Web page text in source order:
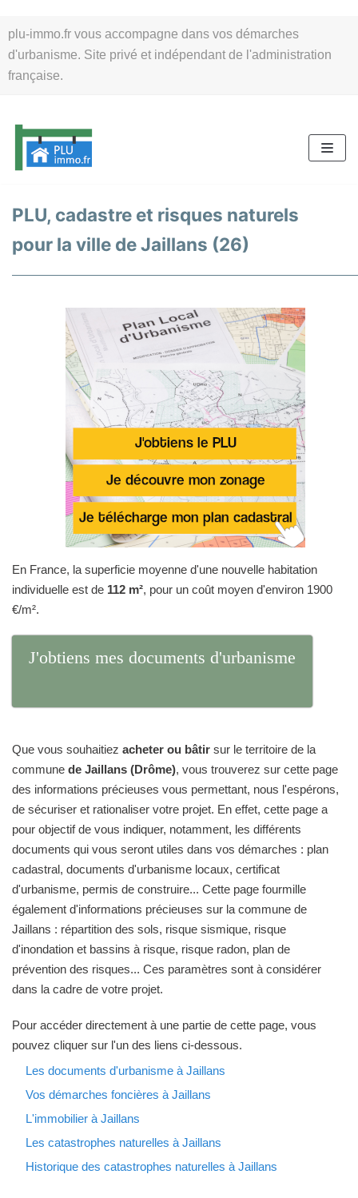
plu-immo.fr vous accompagne dans vos démarches
d'urbanisme. Site privé et indépendant de l'administration
française.
au
contenu
PLU, cadastre et risques naturels
pour la ville de Jaillans (26)
En France, la superficie moyenne d'une nouvelle habitation
individuelle est de 112 m², pour un coût moyen d'environ 1900
€/m².
J'obtiens mes documents d'urbanisme
Que vous souhaitiez acheter ou bâtir sur le territoire de la
commune de Jaillans (Drôme), vous trouverez sur cette page
des informations précieuses vous permettant, nous l'espérons,
de sécuriser et rationaliser votre projet. En effet, cette page a
pour objectif de vous indiquer, notamment, les différents
documents qui vous seront utiles dans vos démarches : plan
cadastral, documents d'urbanisme locaux, certificat
d'urbanisme, permis de construire... Cette page fourmille
également d'informations précieuses sur la commune de
Jaillans : répartition des sols, risque sismique, risque
d'inondation et bassins à risque, risque radon, plan de
prévention des risques... Ces paramètres sont à considérer
dans la cadre de votre projet.
Pour accéder directement à une partie de cette page, vous
pouvez cliquer sur l'un des liens ci-dessous.
Les documents d'urbanisme à Jaillans
Vos démarches foncières à Jaillans
L'immobilier à Jaillans
Les catastrophes naturelles à Jaillans
Historique des catastrophes naturelles à Jaillans